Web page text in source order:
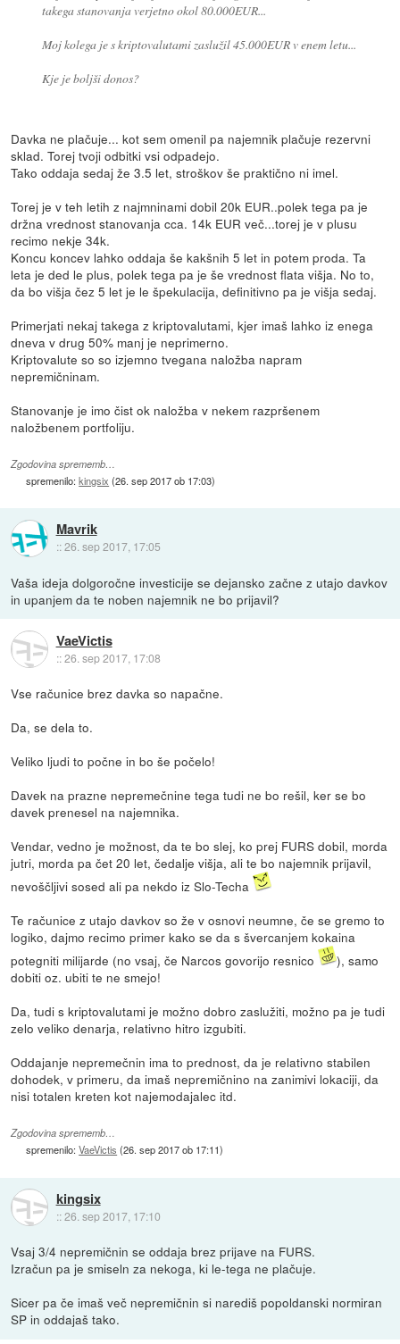
takega stanovanja verjetno okol 80.000EUR...
Moj kolega je s kriptovalutami zaslužil 45.000EUR v enem letu...
Kje je boljši donos?
Davka ne plačuje... kot sem omenil pa najemnik plačuje rezervni
sklad. Torej tvoji odbitki vsi odpadejo.
Tako oddaja sedaj že 3.5 let, stroškov še praktično ni imel.
Torej je v teh letih z najmninami dobil 20k EUR..polek tega pa je
držna vrednost stanovanja cca. 14k EUR več...torej je v plusu
recimo nekje 34k.
Koncu koncev lahko oddaja še kakšnih 5 let in potem proda. Ta
leta je ded le plus, polek tega pa je še vrednost flata višja. No to,
da bo višja čez 5 let je le špekulacija, definitivno pa je višja sedaj.
Primerjati nekaj takega z kriptovalutami, kjer imaš lahko iz enega
dneva v drug 50% manj je neprimerno.
Kriptovalute so so izjemno tvegana naložba napram
nepremičninam.
Stanovanje je imo čist ok naložba v nekem razpršenem
naložbenem portfoliju.
Zgodovina sprememb…
spremenilo:kingsix (26. sep 2017 ob 17:03)
Mavrik
::26. sep 2017, 17:05
Vaša ideja dolgoročne investicije se dejansko začne z utajo davkov
in upanjem da te noben najemnik ne bo prijavil?
VaeVictis
::26. sep 2017, 17:08
Vse računice brez davka so napačne.
Da, se dela to.
Veliko ljudi to počne in bo še počelo!
Davek na prazne nepremečnine tega tudi ne bo rešil, ker se bo
davek prenesel na najemnika.
Vendar, vedno je možnost, da te bo slej, ko prej FURS dobil, morda
jutri, morda pa čet 20 let, čedalje višja, ali te bo najemnik prijavil,
nevoščljivi sosed ali pa nekdo iz Slo-Techa
Te računice z utajo davkov so že v osnovi neumne, če se gremo to
logiko, dajmo recimo primer kako se da s švercanjem kokaina
potegniti milijarde (no vsaj, če Narcos govorijo resnico
), samo
dobiti oz. ubiti te ne smejo!
Da, tudi s kriptovalutami je možno dobro zaslužiti, možno pa je tudi
zelo veliko denarja, relativno hitro izgubiti.
Oddajanje nepremečnin ima to prednost, da je relativno stabilen
dohodek, v primeru, da imaš nepremičnino na zanimivi lokaciji, da
nisi totalen kreten kot najemodajalec itd.
Zgodovina sprememb…
spremenilo:VaeVictis (26. sep 2017 ob 17:11)
kingsix
::26. sep 2017, 17:10
Vsaj 3/4 nepremičnin se oddaja brez prijave na FURS.
Izračun pa je smiseln za nekoga, ki le-tega ne plačuje.
Sicer pa če imaš več nepremičnin si narediš popoldanski normiran
SP in oddajaš tako.